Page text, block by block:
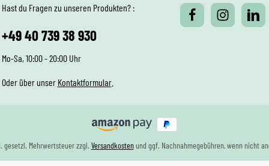
Hast du Fragen zu unseren Produkten? :
+49 40 739 38 930
Mo-Sa, 10:00 - 20:00 Uhr
Oder über unser Kontaktformular.
gesetzl. Mehrwertsteuer zzgl. Versandkostenund ggf. Nachnahmegebühren, wenn nicht